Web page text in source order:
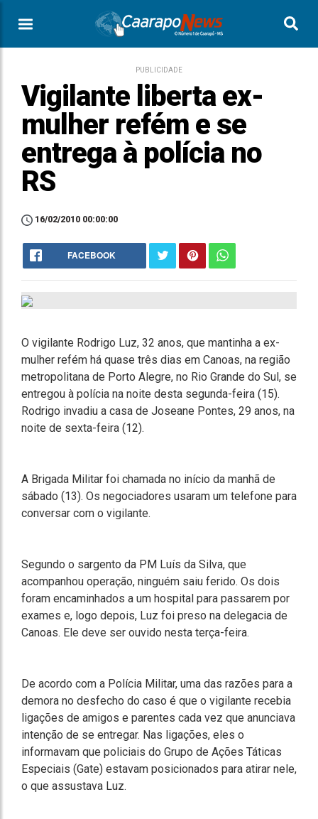
PUBLICIDADE
Vigilante liberta ex-
mulher refém e se
entrega à polícia no
RS
16/02/2010 00:00:00
FACEBOOK
O vigilante Rodrigo Luz, 32 anos, que mantinha a ex-
mulher refém há quase três dias em Canoas, na região
metropolitana de Porto Alegre, no Rio Grande do Sul, se
entregou à polícia na noite desta segunda-feira (15).
Rodrigo invadiu a casa de Joseane Pontes, 29 anos, na
noite de sexta-feira (12).
A Brigada Militar foi chamada no início da manhã de
sábado (13). Os negociadores usaram um telefone para
conversar com o vigilante.
Segundo o sargento da PM Luís da Silva, que
acompanhou operação, ninguém saiu ferido. Os dois
foram encaminhados a um hospital para passarem por
exames e, logo depois, Luz foi preso na delegacia de
Canoas. Ele deve ser ouvido nesta terça-feira.
De acordo com a Polícia Militar, uma das razões para a
demora no desfecho do caso é que o vigilante recebia
ligações de amigos e parentes cada vez que anunciava
intenção de se entregar. Nas ligações, eles o
informavam que policiais do Grupo de Ações Táticas
Especiais (Gate) estavam posicionados para atirar nele,
o que assustava Luz.